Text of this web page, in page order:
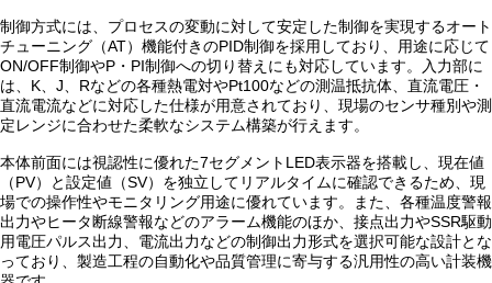
制御方式には、プロセスの変動に対して安定した制御を実現するオート
チューニング（AT）機能付きのPID制御を採用しており、用途に応じて
ON/OFF制御やP・PI制御への切り替えにも対応しています。入力部に
は、K、J、Rなどの各種熱電対やPt100などの測温抵抗体、直流電圧・
直流電流などに対応した仕様が用意されており、現場のセンサ種別や測
定レンジに合わせた柔軟なシステム構築が行えます。
本体前面には視認性に優れた7セグメントLED表示器を搭載し、現在値
（PV）と設定値（SV）を独立してリアルタイムに確認できるため、現
場での操作性やモニタリング用途に優れています。また、各種温度警報
出力やヒータ断線警報などのアラーム機能のほか、接点出力やSSR駆動
用電圧パルス出力、電流出力などの制御出力形式を選択可能な設計とな
っており、製造工程の自動化や品質管理に寄与する汎用性の高い計装機